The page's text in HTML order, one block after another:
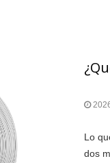
Lo
dos